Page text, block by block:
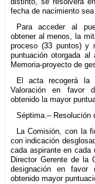
fecha de nacimiento
Para acceder al
obtener al menos, la
proceso (33 puntos) y
puntuación otorgada
Memoria-proyecto de
El acta recogerá la
Valoración en favor
obtenido la mayor
Séptima.– Resolución
La Comisión, con la
con indicación
cada aspirante en cada
Director Gerente de la
designación en favor
obtenido mayor